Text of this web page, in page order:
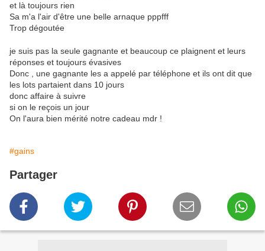
et là toujours rien
Sa m'a l'air d'être une belle arnaque pppfff
Trop dégoutée
je suis pas la seule gagnante et beaucoup ce plaignent et leurs
réponses et toujours évasives
Donc , une gagnante les a appelé par téléphone et ils ont dit que
les lots partaient dans 10 jours
donc affaire à suivre
si on le reçois un jour
On l'aura bien mérité notre cadeau mdr !
#gains
Partager